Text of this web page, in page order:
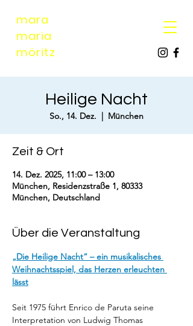
mara
maria
möritz
Heilige Nacht
So., 14. Dez.
  |
München
Zeit & Ort
14. Dez. 2025, 11:00 – 13:00
München, Residenzstraße 1, 80333
München, Deutschland
Über die Veranstaltung
„Die Heilige Nacht“ – ein musikalisches
Weihnachtsspiel, das Herzen erleuchten
lässt
Seit 1975 führt Enrico de Paruta seine
Interpretation von Ludwig Thomas